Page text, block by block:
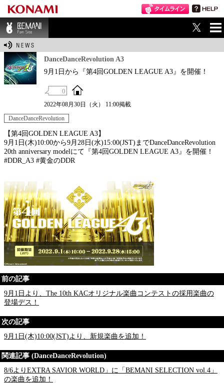
BEMANI Fan Sit
DanceDanceRevolution A3
9月1日から『第4回GOLDEN LEAGUE A3』を開催！
0
2022年08月30日（火） 11:00掲載
DanceDanceRevolution
【第4回GOLDEN LEAGUE A3】
9月1日(木)10:00から9月28日(水)15:00(JST)までDanceDanceRevolution
20th anniversary modelにて『第4回GOLDEN LEAGUE A3』を開催！
#DDR_A3 #黄金のDDR
前の記事
9月1日より、The 10th KACオリジナル楽曲コンテストの採用楽曲の
登場デス！
次の記事
9月1日(木)10:00(JST)より、新規楽曲を追加！
関連記事 (DanceDanceRevolution)
8/6よりEXTRA SAVIOR WORLD」に「BEMANI SELECTION vol.4」
の楽曲を追加！